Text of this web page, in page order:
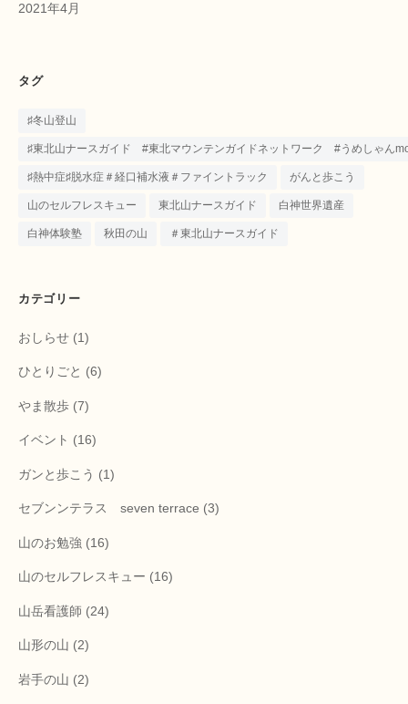
2021年4月
タグ
♯冬山登山
♯東北山ナースガイド #東北マウンテンガイドネットワーク #うめしゃん
♯熱中症♯脱水症＃経口補水液＃ファイントラック がんと歩こう
山のセルフレスキュー 東北山ナースガイド 白神世界遺産
白神体験塾 秋田の山 ＃東北山ナースガイド
カテゴリー
おしらせ (1)
ひとりごと (6)
やま散歩 (7)
イベント (16)
ガンと歩こう (1)
セブンンテラス seven terrace (3)
山のお勉強 (16)
山のセルフレスキュー (16)
山岳看護師 (24)
山形の山 (2)
岩手の山 (2)